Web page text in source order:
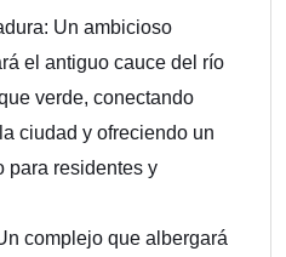
Un ambicioso
el antiguo cauce del río
verde, conectando
ciudad y ofreciendo un
para residentes y
complejo que albergará